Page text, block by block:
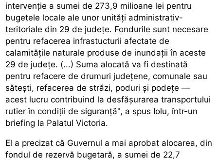
intervenție a sumei de 273,9 milioane lei pentru
bugetele locale ale unor unități administrativ-
teritoriale din 29 de județe. Fondurile sunt necesare
pentru refacerea infrastucturii afectate de
calamitățile naturale produse de inundații în aceste
29 de județe. (...) Suma alocată va fi destinată
pentru refacere de drumuri județene, comunale sau
sătești, refacerea de străzi, poduri și podețe —
acest lucru contribuind la desfășurarea transportului
rutier în condiții de siguranță", a spus Iolu, într-un
briefing la Palatul Victoria.
El a precizat că Guvernul a mai aprobat alocarea, din
fondul de rezervă bugetară, a sumei de 22,7